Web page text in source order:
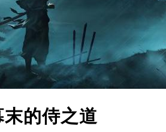
的侍之道